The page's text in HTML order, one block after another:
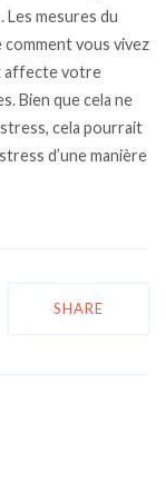
mesures du
comment vous vivez
affecte votre
Bien que cela ne
cela pourrait
d’une manière
SHARE